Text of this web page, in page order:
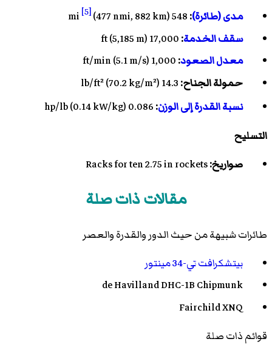
مدى (طائرة):
[5](477 nmi, 882 km)
سقف الخدمة:
معدل الصعود:
حمولة الجناح:
نسبة القدرة إلى الوزن:
التسليح
صواريخ:
مقالات ذات صلة
طائرات شبيهة من حيث الدور والقدرة والعصر
بيتشكرافت تي-34 مينتور
de Havilland DHC-1B Chipmunk
Fairchild XNQ
قوائم ذات صلة